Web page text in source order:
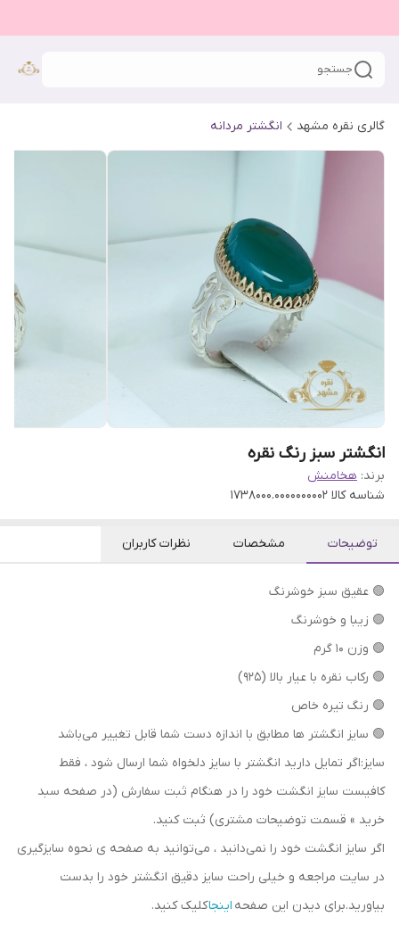
جستجو
گالری نقره مشهد انگشتر مردانه
انگشتر سبز رنگ نقره
برند: هخامنش
شناسه کالا 1738000.0000000002
توضیحات مشخصات نظرات کاربران
🟢 عقیق سبز خوشرنگ
🟢 زیبا و خوشرنگ
🟢 وزن ۱۰ گرم
🟢 رکاب نقره با عیار بالا (۹۲۵)
🟢 رنگ تیره خاص
🟢 سایز انگشتر ها مطابق با اندازه دست شما قابل تغییر می‌باشد
سایز:اگر تمایل دارید انگشتر با سایز دلخواه شما ارسال شود ، فقط
کافیست سایز انگشت خود را در هنگام ثبت سفارش (در صفحه سبد
خرید » قسمت توضیحات مشتری) ثبت کنید.
اگر سایز انگشت خود را نمی‌دانید ، می‌توانید به صفحه ی نحوه سایزگیری
در سایت مراجعه و خیلی راحت سایز دقیق انگشتر خود را بدست
بیاورید.برای دیدن این صفحه اینجاکلیک کنید.